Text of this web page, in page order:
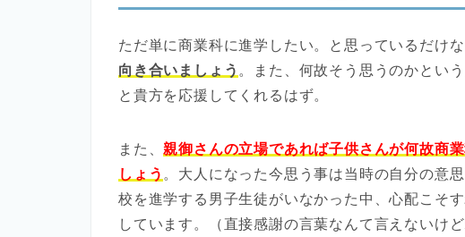
ただ単に商業科に進学したい。と思っているだけな
向き合いましょう 。また、何故そう思うのかとい
と貴方を応援してくれるはず。
また、親御さんの立場であれば子供さんが何故商
しょう 。大人になった今思う事は当時の自分の意
校を進学する男子生徒がいなかった中、心配こそ
しています。（直接感謝の言葉なんて言えないけ